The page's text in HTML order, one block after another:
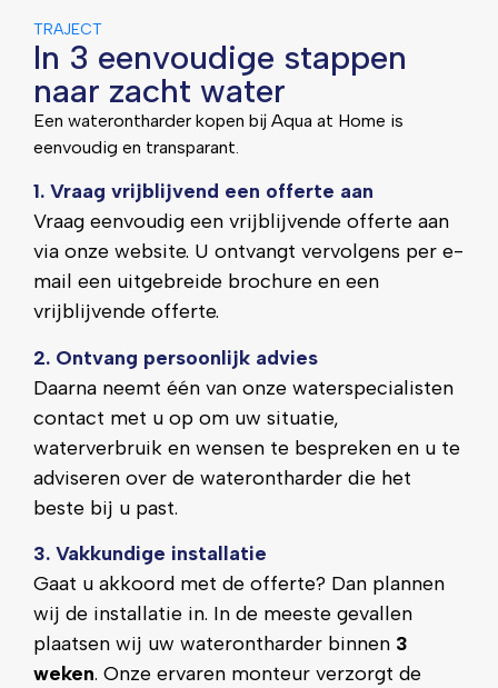
In 3 eenvoudige stappen
naar zacht water
Een waterontharder kopen bij Aqua at Home is
eenvoudig en transparant.
1. Vraag vrijblijvend een offerte aan
Vraag eenvoudig een vrijblijvende offerte aan
via onze website. U ontvangt vervolgens per e-
mail een uitgebreide brochure en een
vrijblijvende offerte.
2. Ontvang persoonlijk advies
Daarna neemt één van onze waterspecialisten
contact met u op om uw situatie,
waterverbruik en wensen te bespreken en u te
adviseren over de waterontharder die het
beste bij u past.
3. Vakkundige installatie
Gaat u akkoord met de offerte? Dan plannen
wij de installatie in. In de meeste gevallen
plaatsen wij uw waterontharder binnen 3
weken. Onze ervaren monteur verzorgt de
TRAJECT